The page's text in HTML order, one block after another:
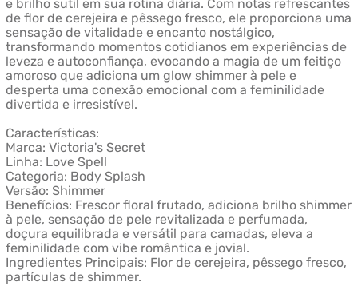
e brilho sutil em sua rotina diária. Com notas refrescantes
de flor de cerejeira e pêssego fresco, ele proporciona uma
sensação de vitalidade e encanto nostálgico,
transformando momentos cotidianos em experiências de
leveza e autoconfiança, evocando a magia de um feitiço
amoroso que adiciona um glow shimmer à pele e
desperta uma conexão emocional com a feminilidade
divertida e irresistível.
Características:
Marca: Victoria's Secret
Linha: Love Spell
Categoria: Body Splash
Versão: Shimmer
Benefícios: Frescor floral frutado, adiciona brilho shimmer
à pele, sensação de pele revitalizada e perfumada,
doçura equilibrada e versátil para camadas, eleva a
feminilidade com vibe romântica e jovial.
Ingredientes Principais: Flor de cerejeira, pêssego fresco,
partículas de shimmer.